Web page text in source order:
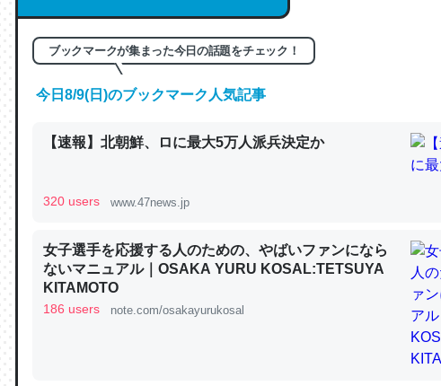
これは良記事。32768トークンだと英語小説100ページ分くらい。小
の伏線」は回収されないけど、短期記憶というには多い分量。進化
やすく強くなりそう
の600分の1程度。
─ニュース :: 【研究発表】昆虫学の大問題＝「昆虫はなぜ海にいないのか」に関
ブックマークが集まった今日の話題をチェック！
今日8/9(日)のブックマーク人気記事
【速報】北朝鮮、ロに最大5万人派兵決定か
320 users www.47news.jp
女子選手を応援する人のための、やばいファンになら
ないマニュアル｜OSAKA YURU KOSAL:TETSUYA
KITAMOTO
186 users note.com/osakayurukosal